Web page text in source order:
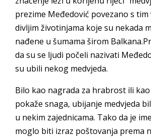
prezime Međedović povezano s
divljim životinjama koje su nekada
nađene u šumama širom
da su se ljudi počeli nazivati
su ubili nekog medvjeda.
Bilo kao nagrada za hrabrost ili kao
pokaže snaga, ubijanje medvjeda
u nekim zajednicama. Tako da je
moglo biti izraz poštovanja prema